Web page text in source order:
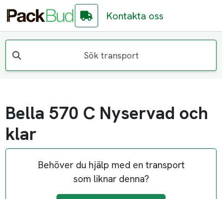
Kontakta oss
Sök transport
Bella 570 C Nyservad och
klar
Behöver du hjälp med en transport
som liknar denna?